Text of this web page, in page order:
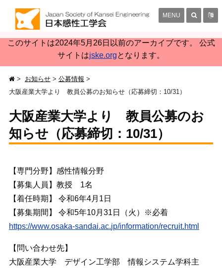
このサイトは2024年5月26日以前のアーカイブです。 公式
サイトはjske.orgとなります。
MENU
お知らせ
公募情報
大阪産業大学より 教員公募のお知らせ（応募締切：10/31）
大阪産業大学より 教員公募のお
知らせ（応募締切：10/31）
【専門分野】感性情報分野
【募集人員】教授 1名
【着任時期】 令和6年4月1日
【募集期間】 令和5年10月31日（火）※必着
https://www.osaka-sandai.ac.jp/information/recruit.html
【問い合わせ先】
大阪産業大学 デザイン工学部 情報システム学科主